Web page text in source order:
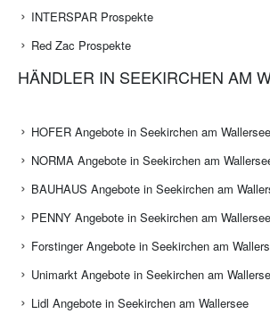
INTERSPAR Prospekte
Red Zac Prospekte
HÄNDLER IN SEEKIRCHEN AM
HOFER Angebote in Seekirchen am Wallersee
NORMA Angebote in Seekirchen am
BAUHAUS Angebote in Seekirchen am
PENNY Angebote in Seekirchen am Wallersee
Forstinger Angebote in Seekirchen am
Unimarkt Angebote in Seekirchen am
Lidl Angebote in Seekirchen am Wallersee